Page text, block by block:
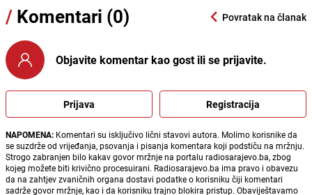
/ Komentari (0) Povratak na članak
Objavite komentar kao gost ili se prijavite.
Prijava Registracija
NAPOMENA: Komentari su isključivo lični stavovi autora. Molimo korisnike da
se suzdrže od vrijeđanja, psovanja i pisanja komentara koji podstiču na mržnju.
Strogo zabranjen bilo kakav govor mržnje na portalu radiosarajevo.ba, zbog
kojeg možete biti krivično procesuirani. Radiosarajevo.ba ima pravo i obavezu
da na zahtjev zvaničnih organa dostavi podatke o korisniku čiji komentari
sadrže govor mržnje, kao i da korisniku trajno blokira pristup. Obaviještavamo